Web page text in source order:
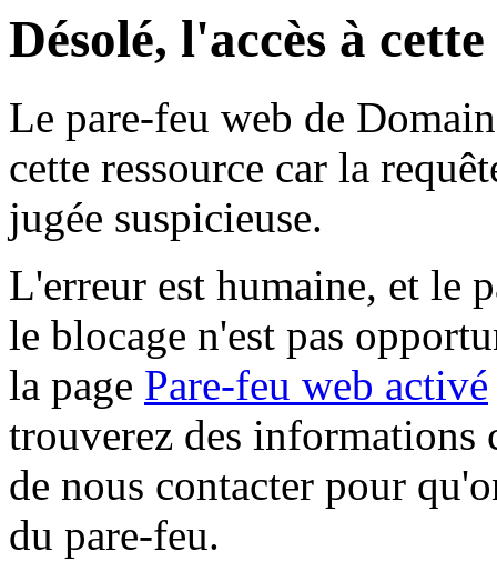
Désolé, l'accès à
Le pare-feu web de
cette ressource car la
jugée suspicieuse.
L'erreur est humaine, et le
le blocage n'est pas
la page Pare-feu web activé
trouverez des informations
de nous contacter pour
du pare-feu.